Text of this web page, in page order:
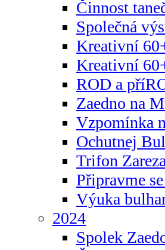
Činnost
Společná
Kreativní
Kreativní
ROD a
Zaedno na
Vzpomínka
Ochutnej
Trifon
Připravme
Výuka
2024
Spolek